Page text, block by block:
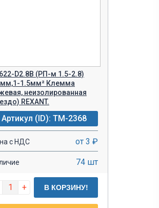
D2.8B (РП-м 1.5-2.8)
1.5мм² Клемма
неизолированная
REXANT.
Артикул (ID): TM-2368
с НДС от 3 ₽
74 шт
+ В КОРЗИНУ!